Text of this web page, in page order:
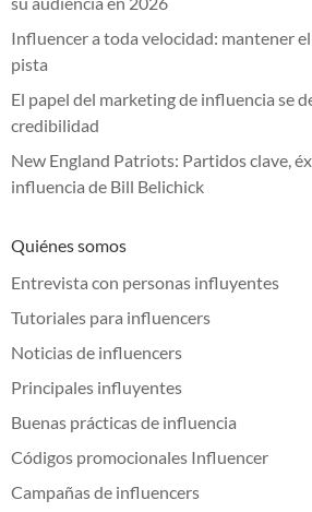
Influencer a toda velocidad: mantener
pista
El papel del marketing de influencia se
credibilidad
New England Patriots: Partidos clave,
influencia de Bill Belichick
Quiénes somos
Entrevista con personas influyentes
Tutoriales para influencers
Noticias de influencers
Principales influyentes
Buenas prácticas de influencia
Códigos promocionales Influencer
Campañas de influencers